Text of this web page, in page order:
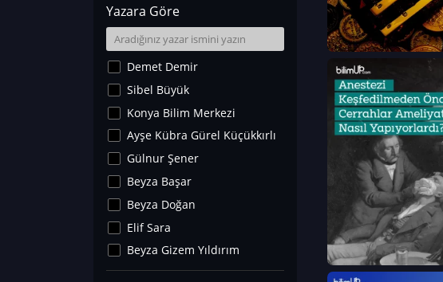
Fizik
Yer Bilimleri
Astronomi ve Uzay
Noroloji
Matematik
Teknoloji
İklim Değişikliği
Arkeoloji
Kültür&Sanat
Yaşam Tavsiyeleri
Merakoloji
Yazara Göre
Demet Demir
Sibel Büyük
Konya Bilim Merkezi
Ayşe Kübra Gürel Küçükkırlı
Gülnur Şener
Beyza Başar
Beyza Doğan
Elif Sara
Beyza Gizem Yıldırım
İlknur İyigökler